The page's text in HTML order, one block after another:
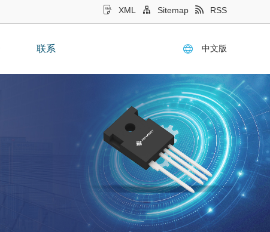
XML Sitemap RSS
联系 中文版